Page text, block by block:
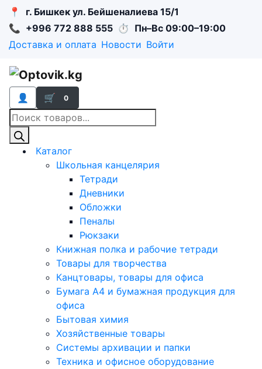
📍
г. Бишкек ул. Бейшеналиева 15/1
📞 +996 772 888 555 ⏱ Пн–Вс 09:00–19:00
Доставка и оплата Новости Войти
👤 🛒 0
Поиск
товаров
Каталог
Школьная канцелярия
Тетради
Дневники
Обложки
Пеналы
Рюкзаки
Книжная полка и рабочие тетради
Товары для творчества
Канцтовары, товары для офиса
Бумага А4 и бумажная продукция для
офиса
Бытовая химия
Хозяйственные товары
Системы архивации и папки
Техника и офисное оборудование